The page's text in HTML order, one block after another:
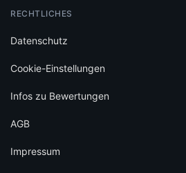
RECHTLICHES
Datenschutz
Cookie-Einstellungen
Infos zu Bewertungen
AGB
Impressum